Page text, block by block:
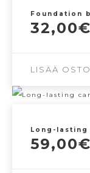
Foundation
32,00€
LISÄÄ
Long-
59,00€